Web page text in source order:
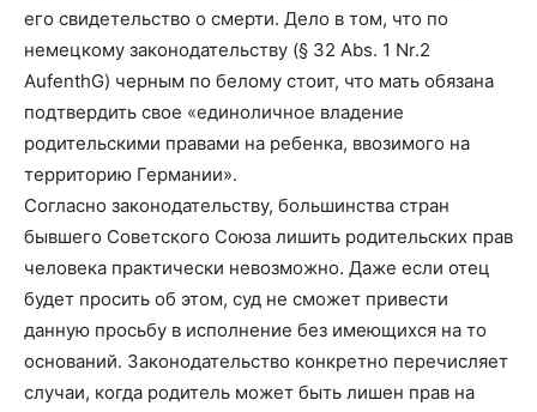
его свидетельство о смерти. Дело в том, что по
немецкому законодательству (§ 32 Abs. 1 Nr.2
AufenthG) черным по белому стоит, что мать обязана
подтвердить свое «единоличное владение
родительскими правами на ребенка, ввозимого на
территорию Германии».
Согласно законодательству, большинства стран
бывшего Советского Союза лишить родительских прав
человека практически невозможно. Даже если отец
будет просить об этом, суд не сможет привести
данную просьбу в исполнение без имеющихся на то
оснований. Законодательство конкретно перечисляет
случаи, когда родитель может быть лишен прав на